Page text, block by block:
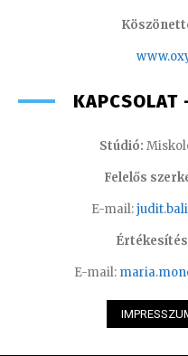
KAPCSOLAT
Stúdió:
Felelős
E-mail:
E-mail: